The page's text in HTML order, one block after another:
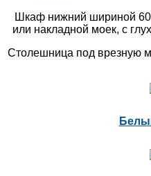
Шкаф нижний шириной
или накладной моек, с
Столешница под врезную